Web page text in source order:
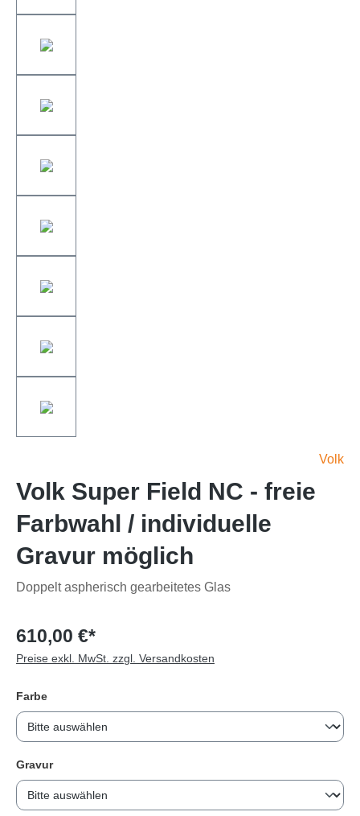
Volk
Volk Super Field NC - freie
Farbwahl / individuelle
Gravur möglich
Doppelt aspherisch gearbeitetes Glas
610,00 €*
Preise exkl. MwSt. zzgl. Versandkosten
Farbeauswählen
Gravurauswählen